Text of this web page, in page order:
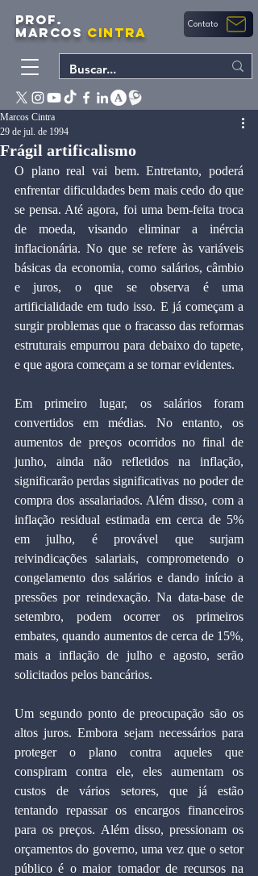
PROF.
MARCOS CINTRA Contato
Frágil artificalismo
Marcos Cintra
29 de jul. de 1994
O plano real vai bem. Entretanto, poderá
enfrentar dificuldades bem mais cedo do que
se pensa. Até agora, foi uma bem-feita troca
de moeda, visando eliminar a inércia
inflacionária. No que se refere às variáveis
básicas da economia, como salários, câmbio
e juros, o que se observa é uma
artificialidade em tudo isso. E já começam a
surgir problemas que o fracasso das reformas
estruturais empurrou para debaixo do tapete,
e que agora começam a se tornar evidentes.
Em primeiro lugar, os salários foram
convertidos em médias. No entanto, os
aumentos de preços ocorridos no final de
junho, ainda não refletidos na inflação,
significarão perdas significativas no poder de
compra dos assalariados. Além disso, com a
inflação residual estimada em cerca de 5%
em julho, é provável que surjam
reivindicações salariais, comprometendo o
congelamento dos salários e dando início a
pressões por reindexação. Na data-base de
setembro, podem ocorrer os primeiros
embates, quando aumentos de cerca de 15%,
mais a inflação de julho e agosto, serão
solicitados pelos bancários.
Um segundo ponto de preocupação são os
altos juros. Embora sejam necessários para
proteger o plano contra aqueles que
conspiram contra ele, eles aumentam os
custos de vários setores, que já estão
tentando repassar os encargos financeiros
para os preços. Além disso, pressionam os
orçamentos do governo, uma vez que o setor
público é o maior tomador de recursos na